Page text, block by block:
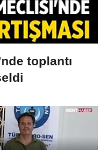
toplantı